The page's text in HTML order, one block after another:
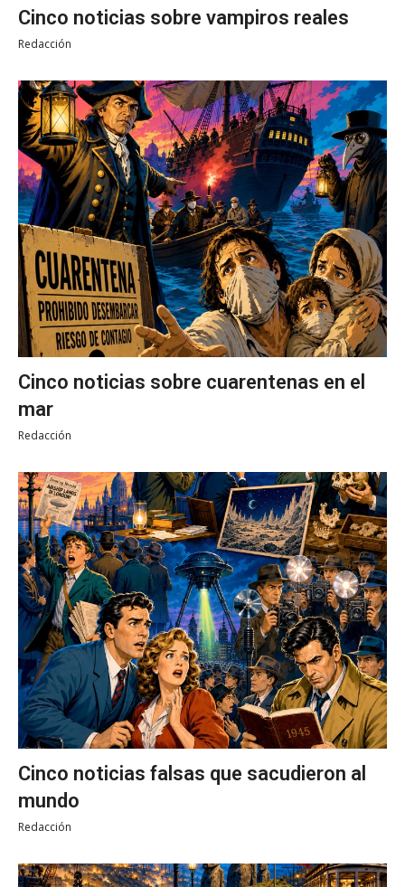
Cinco noticias sobre vampiros reales
Redacción
Cinco noticias sobre cuarentenas en el
mar
Redacción
Cinco noticias falsas que sacudieron al
mundo
Redacción